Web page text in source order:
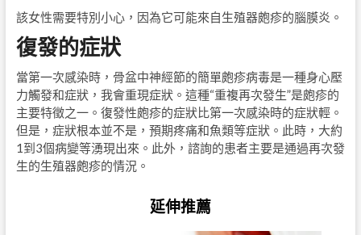
該女性需要特別小心，因為它可能來自生殖器皰疹的腦膜炎。
復發的症狀
當第一次感染時，骨盆中神經節的簡單皰疹病毒是一種身心壓
力觸發和症狀，我會重現症狀。這種“重複再次發生”是皰疹的
主要特徵之一。復發性皰疹的症狀比第一次感染時的症狀輕。
但是，症狀根本並不是，預期疼痛和魚類等症狀。此時，大約
1到3個病變等湧現出來。此外，諮詢的患者主要是通過再次發
生的生殖器皰疹的情況。
延伸推薦